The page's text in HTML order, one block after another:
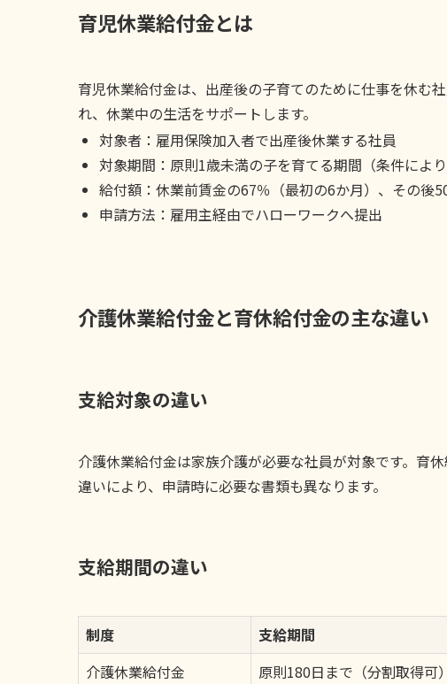
育児休業給付金とは
育児休業給付金は、出産後の子育てのために仕事を休む
れ、休業中の生活をサポートします。
対象者：雇用保険加入者で出産後休業する社員
対象期間：原則1歳未満の子を育てる期間（条件によ
給付額：休業前賃金の67％（最初の6か月）、その後
申請方法：雇用主経由でハローワークへ提出
介護休業給付金と育休給付金の主な違い
支給対象の違い
介護休業給付金は家族介護が必要な社員が対象です。育
違いにより、申請時に必要な書類も異なります。
支給期間の違い
制度
支給期間
介護休業給付金
原則180日まで（分割取得可）